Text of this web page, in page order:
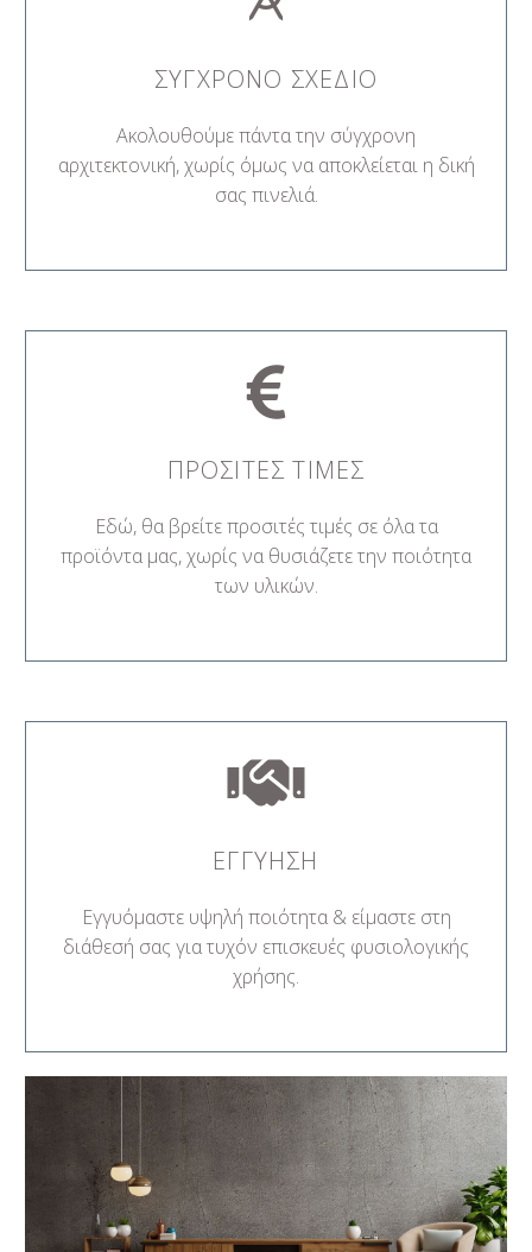
ΣΥΓΧΡΟΝΟ ΣΧΕΔΙΟ
Ακολουθούμε πάντα την σύγχρονη
αρχιτεκτονική, χωρίς όμως να αποκλείεται η δική
σας πινελιά.
ΠΡΟΣΙΤΕΣ ΤΙΜΕΣ
Εδώ, θα βρείτε προσιτές τιμές σε όλα τα
προϊόντα μας, χωρίς να θυσιάζετε την ποιότητα
των υλικών.
ΕΓΓΥΗΣΗ
Εγγυόμαστε υψηλή ποιότητα & είμαστε στη
διάθεσή σας για τυχόν επισκευές φυσιολογικής
χρήσης.